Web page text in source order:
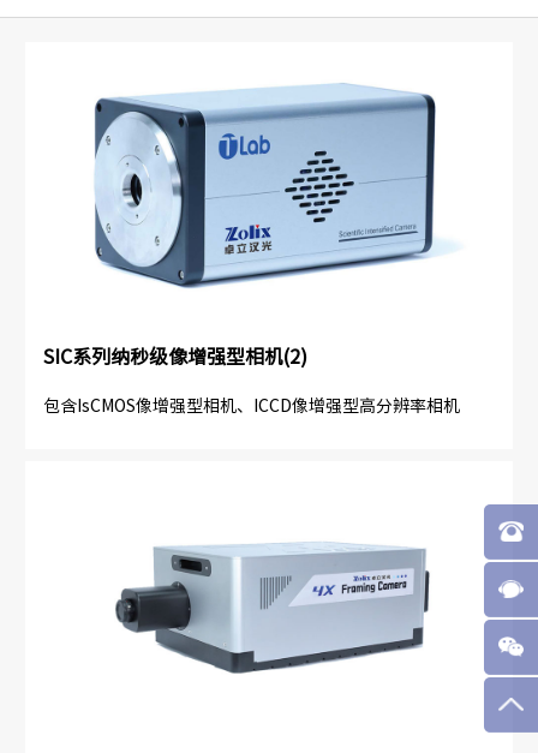
SIC系列纳秒级像增强型相机(2)
包含IsCMOS像增强型相机、ICCD像增强型高分辨率相机